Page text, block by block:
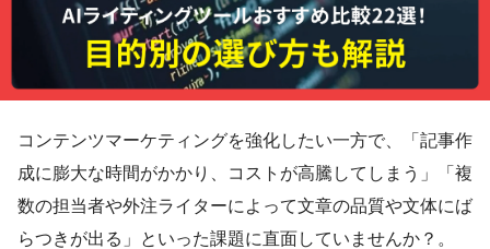
コンテンツマーケティングを強化したい一方で、「記事作
成に膨大な時間がかかり、コストが高騰してしまう」「複
数の担当者や外注ライターによって文章の品質や文体にば
らつきが出る」といった課題に直面していませんか？。